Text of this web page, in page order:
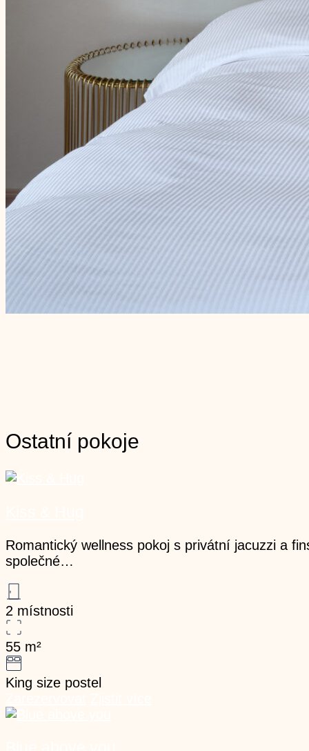
Ostatní pokoje
Romantický wellness pokoj s privátní jacuzzi a
společné…
2 místnosti
55 m²
King size postel